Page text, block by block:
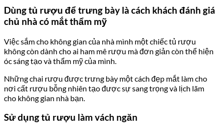
Dùng tủ rượu để trưng bày là cách khách đánh giá
chủ nhà có mắt thẩm mỹ
Việc sắm cho không gian của nhà mình một chiếc tủ rượu
không còn dành cho ai ham mê rượu mà đơn giản còn thể hiện
óc sáng tạo và thẩm mỹ của mình.
Những chai rượu được trưng bày một cách đẹp mắt làm cho
nơi cất rượu bỗng nhiên tạo được sự sang trọng và lịch lãm
cho không gian nhà bạn.
Sử dụng tủ rượu làm vách ngăn